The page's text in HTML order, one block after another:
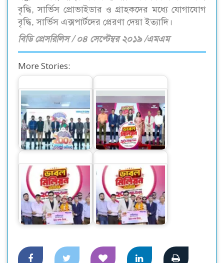
বৃদ্ধি, সার্ভিস প্রোভাইডার ও গ্রাহকদের মধ্যে যোগাযোগ
বৃদ্ধি, সার্ভিস এক্সপার্টদের প্রেরণা দেয়া ইত্যাদি।
বিডি প্রেসরিলিস / ০৪ সেপ্টেম্বর ২০১৯ /এমএম
More Stories:
ওয়ালটন ফ্রিজ কিনে
কোটি কোটি টাকার
ক্যাশব্যাকের সুযোগ
ওয়ালটন পণ্য কিনে ২০
লাখ টাকা পাওয়ার
সুযোগ
ওয়ালটন ফ্রিজ কিনে ২০
লাখ টাকা পেলেন
মোটরশ্রমিক রানা
ওয়ালটন ফ্রিজ কিনে ২০
লাখ টাকা পেলেন
মোটরশ্রমিক রানা